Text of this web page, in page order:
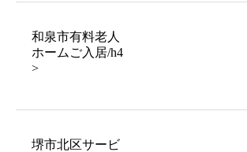
和泉市有料老人
ホームご入居/h4
>
堺市北区サービ